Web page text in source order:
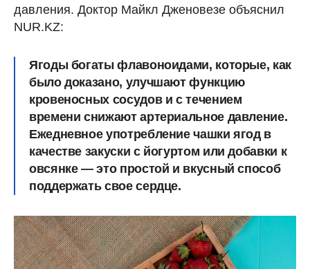
давления. Доктор Майкл Дженовезе объяснил
NUR.KZ:
Ягоды богаты флавоноидами, которые, как
было доказано, улучшают функцию
кровеносных сосудов и с течением
времени снижают артериальное давление.
Ежедневное употребление чашки ягод в
качестве закуски с йогуртом или добавки к
овсянке — это простой и вкусный способ
поддержать свое сердце.